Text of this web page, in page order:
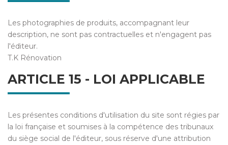
Les photographies de produits, accompagnant leur
description, ne sont pas contractuelles et n'engagent pas
l'éditeur.
T.K Rénovation
ARTICLE 15 - LOI APPLICABLE
Les présentes conditions d'utilisation du site sont régies par
la loi française et soumises à la compétence des tribunaux
du siège social de l'éditeur, sous réserve d'une attribution